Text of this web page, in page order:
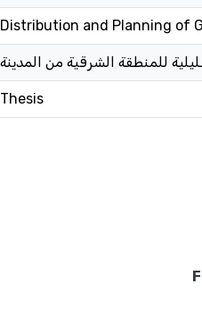
Distribution and Planning of
Thesis